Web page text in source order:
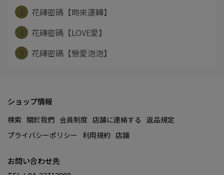
花磚密碼【時來運轉】
花磚密碼【LOVE愛】
花磚密碼【戀愛泡泡】
ショップ情報
検索 關於我們 会員制度 店舗に連絡する 返品規定
プライバシーポリシー
利用規約 店舗
お問い合わせ先